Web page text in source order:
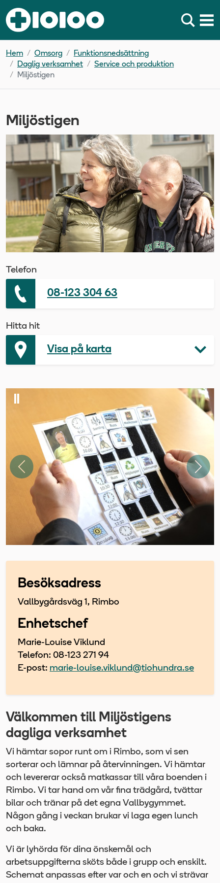
Hem Omsorg
Funktionsnedsättning
Daglig verksamhet
Service och produktion
Miljöstigen
Miljöstigen
Telefon
08-123 304 63
Hitta hit
Visa på karta
Föregående
Besöksadress
Vallbygårdsväg 1, Rimbo
Enhetschef
Marie-Louise Viklund
Telefon: 08-123 271 94
E-post: marie-louise.viklund@tiohundra.se
Välkommen till Miljöstigens
dagliga verksamhet
Vi hämtar sopor runt om i Rimbo, som vi sen
sorterar och lämnar på återvinningen. Vi hämtar
och levererar också matkassar till våra boenden i
Rimbo. Vi tar hand om vår fina trädgård, tvättar
bilar och tränar på det egna Vallbygymmet.
Någon gång i veckan brukar vi laga egen lunch
och baka.
Vi är lyhörda för dina önskemål och
arbetsuppgifterna sköts både i grupp och enskilt.
Schemat anpassas efter var och en och vi strävar